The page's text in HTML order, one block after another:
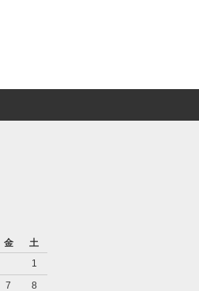
金
土
1
7
8